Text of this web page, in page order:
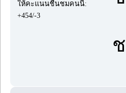
ให้คะแนนชื่นชมคนนี้:
+454/-3